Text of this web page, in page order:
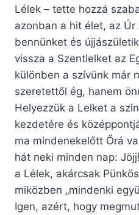
Lélek – tette hozzá
azonban a hit élet, az
bennünket és
vissza a Szentlelket az
különben a szívünk már
szeretettől ég, hanem
Helyezzük a Lelket a
kezdetére és
ma mindenekelőtt Őrá
hát neki minden nap:
a Lélek, akárcsak
miközben „mindenki
Igen, azért, hogy